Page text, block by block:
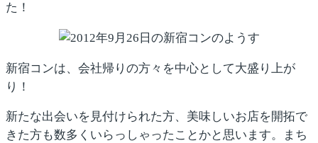
た！
新宿コンは、会社帰りの方々を中心として大盛り上が
り！
新たな出会いを見付けられた方、美味しいお店を開拓で
きた方も数多くいらっしゃったことかと思います。まち